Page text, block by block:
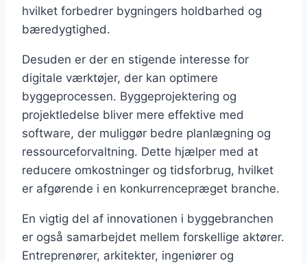
hvilket forbedrer bygningers holdbarhed og
bæredygtighed.
Desuden er der en stigende interesse for
digitale værktøjer, der kan optimere
byggeprocessen. Byggeprojektering og
projektledelse bliver mere effektive med
software, der muliggør bedre planlægning og
ressourceforvaltning. Dette hjælper med at
reducere omkostninger og tidsforbrug, hvilket
er afgørende i en konkurrencepræget branche.
En vigtig del af innovationen i byggebranchen
er også samarbejdet mellem forskellige aktører.
Entreprenører, arkitekter, ingeniører og